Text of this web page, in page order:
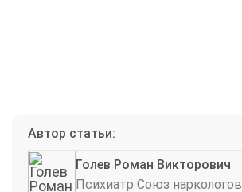
Автор статьи:
Голев Роман Викторович
Психиатр Союз наркологов